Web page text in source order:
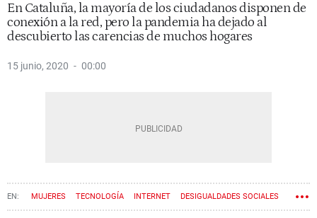
En Cataluña, la mayoría de los ciudadanos disponen de
conexión a la red, pero la pandemia ha dejado al
descubierto las carencias de muchos hogares
15 junio, 2020 00:00
MUJERES TECNOLOGÍA INTERNET DESIGUALDADES SOCIALES